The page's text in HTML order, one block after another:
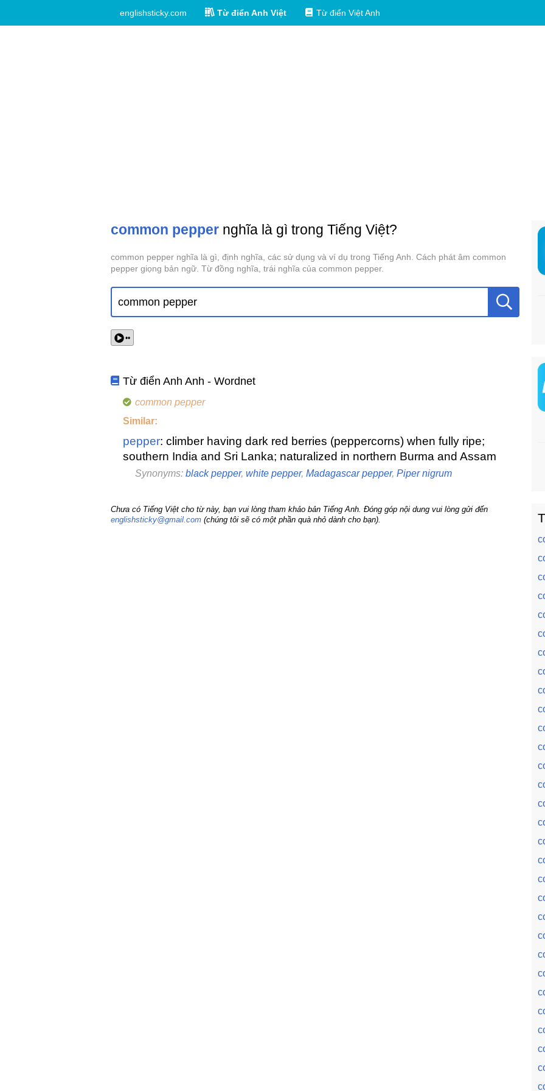
englishsticky.com Từ điển Anh Việt Từ điển Việt Anh
common pepper nghĩa là gì trong Tiếng Việt?
common pepper nghĩa là gì, định nghĩa, các sử dụng và ví dụ trong Tiếng Anh. Cách phát âm common
pepper giọng bản ngữ. Từ đồng nghĩa, trái nghĩa của common pepper.
••
Từ điển Anh Anh - Wordnet
common pepper
Similar:
pepper: climber having dark red berries (peppercorns) when fully ripe;
southern India and Sri Lanka; naturalized in northern Burma and Assam
Synonyms: black pepper, white pepper, Madagascar pepper, Piper nigrum
Chưa có Tiếng Việt cho từ này, bạn vui lòng tham khảo bản Tiếng Anh. Đóng góp nội dung vui lòng gửi đến
englishsticky@gmail.com (chúng tôi sẽ có một phần quà nhỏ dành cho bạn).